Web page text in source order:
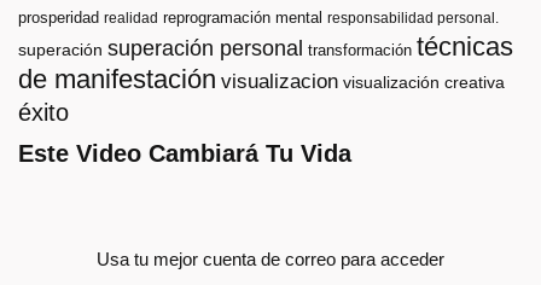
prosperidad realidad reprogramación mental responsabilidad personal.
superación superación personal transformación técnicas
de manifestación visualizacion visualización creativa
éxito
Este Video Cambiará Tu Vida
Usa tu mejor cuenta de correo para acceder